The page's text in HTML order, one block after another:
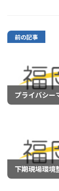
前の記事
プライバシー
下期現場環境